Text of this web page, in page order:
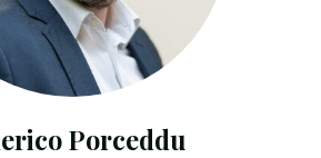
Porceddu